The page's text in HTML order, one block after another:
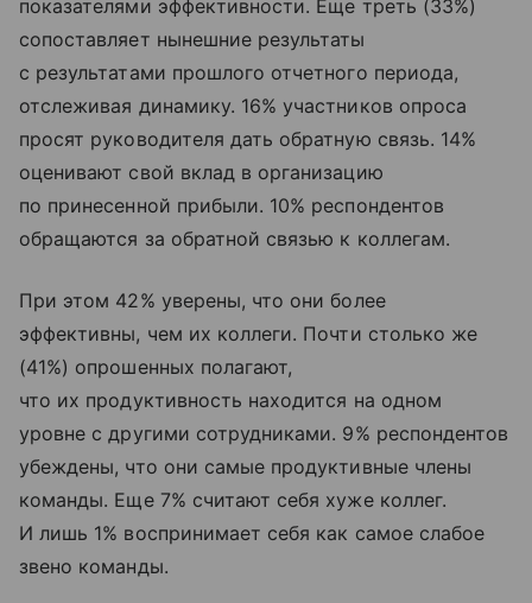
показателями эффективности. Еще треть (33%)
сопоставляет нынешние результаты
с результатами прошлого отчетного периода,
отслеживая динамику. 16% участников опроса
просят руководителя дать обратную связь. 14%
оценивают свой вклад в организацию
по принесенной прибыли. 10% респондентов
обращаются за обратной связью к коллегам.
При этом 42% уверены, что они более
эффективны, чем их коллеги. Почти столько же
(41%) опрошенных полагают,
что их продуктивность находится на одном
уровне с другими сотрудниками. 9% респондентов
убеждены, что они самые продуктивные члены
команды. Еще 7% считают себя хуже коллег.
И лишь 1% воспринимает себя как самое слабое
звено команды.